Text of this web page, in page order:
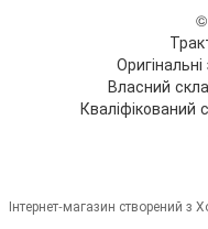
Власний
Кваліфікований
Інтернет-магазин створений з